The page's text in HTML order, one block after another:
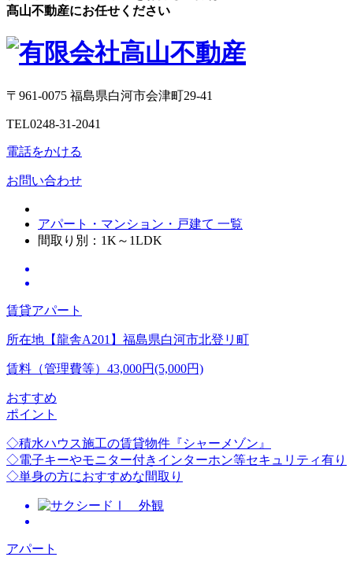
髙山不動産にお任せください
〒961-0075 福島県白河市会津町29-41
TEL0248-31-2041
電話をかける
お問い合わせ
アパート・マンション・戸建て 一覧
間取り別：1K～1LDK
賃貸アパート
所在地 【龍舎A201】福島県白河市北登リ町
賃料（管理費等） 43,000円(5,000円)
おすすめ
ポイント
◇積水ハウス施工の賃貸物件『シャーメゾン』
◇電子キーやモニター付きインターホン等セキュリティ有り
◇単身の方におすすめな間取り
アパート